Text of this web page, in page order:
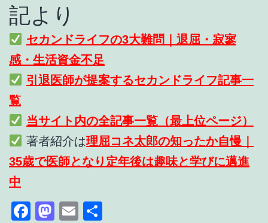
記より
セカンドライフの3大難問｜退屈・寂寥
感・生活資金不足
引退医師が提案するセカンドライフ記事一
覧
当サイト内の全記事一覧（最上位ページ）
著者紹介は理屈コネ太郎の知ったか自慢｜
35歳で医師となり定年後は趣味と学びに邁進
中
Facebook
Mastodon
Email